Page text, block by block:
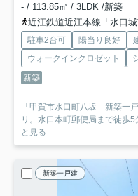
- / 113.85㎡ / 3LDK /新築
近江鉄道近江本線「水口
駐車2台可 陽当り良好
ウォークインクロゼット
新築
「甲賀市水口町八坂 新築一
リ。水口本町郵便局まで徒歩
と見る
新築一戸建